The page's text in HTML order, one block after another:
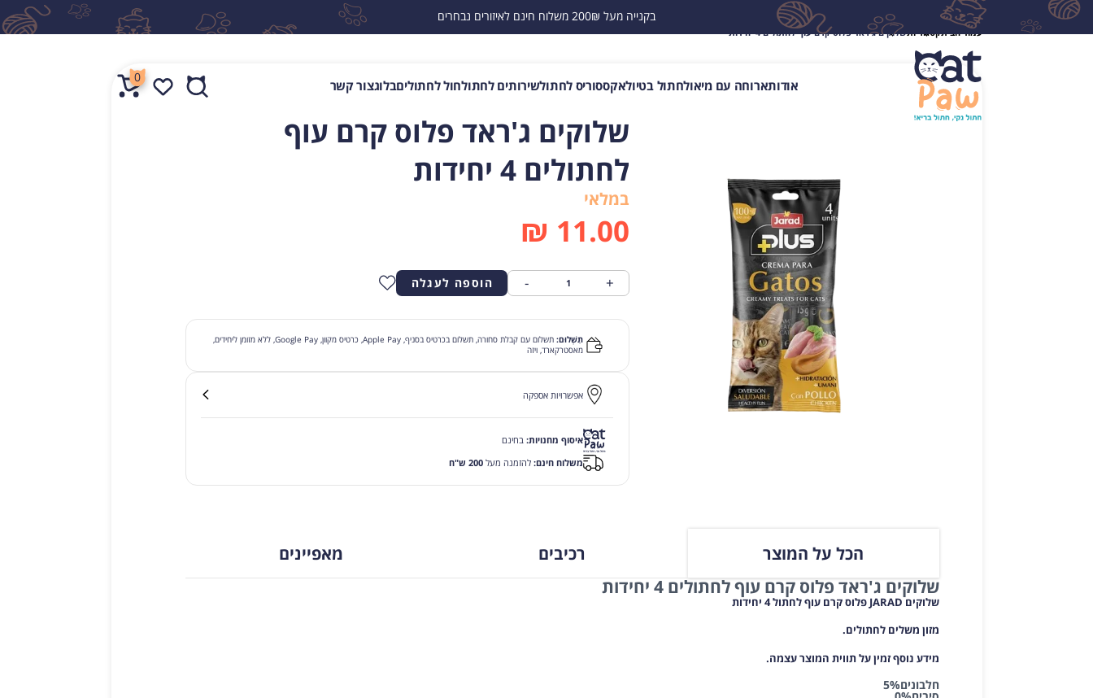
בקנייה מעל 200₪ משלוח חינם לאיזורים נבחרים
אודותארוחה עם מיאולחתול בטיולאקססוריס לחתולשירותים לחתולחול לחתוליםבלוגצור קשר
0
עמוד הביתקטגוריותשלוקים ג'ראד פלוס קרם עוף לחתולים 4 יחידות
שלוקים ג'ראד פלוס קרם עוף
לחתולים 4 יחידות
במלאי
₪ 11.00
+
- הוספה לעגלה
תַשְׁלוּם:
תשלום עם קבלת סחורה, תשלום בכרטיס בסניף, Apple Pay, כרטיס מקוון, Google Pay, ללא מזומן ליחידים,
מאסטרקארד, ויזה
אפשרויות אספקה
איסוף מחנויות:בחינם
משלוח חינם:להזמנה מעל 200 ש"ח
הכל על המוצר רכיבים מאפיינים
שלוקים ג'ראד פלוס קרם עוף לחתולים 4 יחידות
שלוקים JARAD פלוס קרם עוף לחתול 4 יחידות
מזון משלים לחתולים.
מידע נוסף זמין על תווית המוצר עצמה.
חלבונים5%